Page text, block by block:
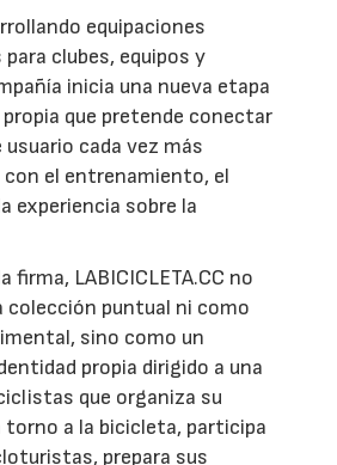
equipaciones
clubes, equipos y
inicia una nueva etapa
que pretende conectar
cada vez más
el entrenamiento, el
experiencia sobre la
firma, LABICICLETA.CC no
colección puntual ni como
sino como un
propia dirigido a una
que organiza su
a la bicicleta, participa
prepara sus